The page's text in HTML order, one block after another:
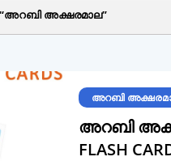
അറബി അക്ഷരമാല
അറബി
അറബി
FLASH